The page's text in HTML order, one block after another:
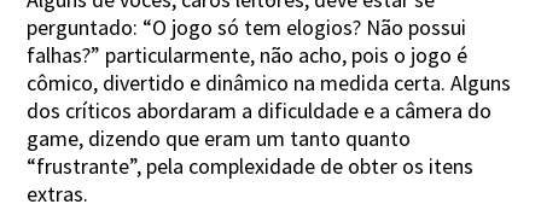
perguntado: “O jogo só tem elogios? Não possui
falhas?” particularmente, não acho, pois o jogo é
cômico, divertido e dinâmico na medida certa. Alguns
dos críticos abordaram a dificuldade e a câmera do
game, dizendo que eram um tanto quanto
“frustrante”, pela complexidade de obter os itens
extras.